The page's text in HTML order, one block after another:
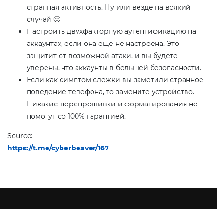
странная активность. Ну или везде на всякий
случай 🙂
Настроить двухфакторную аутентификацию на
аккаунтах, если она ещё не настроена. Это
защитит от возможной атаки, и вы будете
уверены, что аккаунты в большей безопасности.
Если как симптом слежки вы заметили странное
поведение телефона, то замените устройство.
Никакие перепрошивки и форматирования не
помогут со 100% гарантией.
Source:
https://t.me/cyberbeaver/167